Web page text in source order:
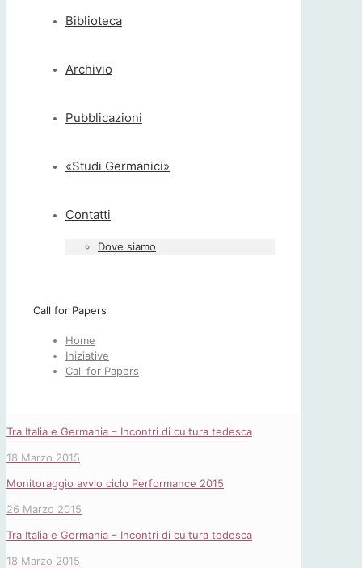
Biblioteca
Archivio
Pubblicazioni
«Studi Germanici»
Contatti
Dove siamo
Call for Papers
Home
Iniziative
Call for Papers
Tra Italia e Germania – Incontri di cultura tedesca
18 Marzo 2015
Monitoraggio avvio ciclo Performance 2015
26 Marzo 2015
Tra Italia e Germania – Incontri di cultura tedesca
18 Marzo 2015